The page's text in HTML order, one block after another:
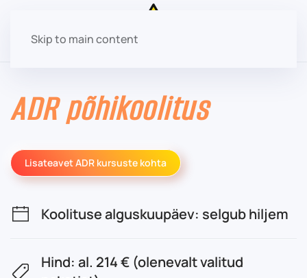
Skip to main content
ADR põhikoolitus
Lisateavet ADR kursuste kohta
Koolituse alguskuupäev: selgub hiljem
Hind: al. 214 € (olenevalt valitud